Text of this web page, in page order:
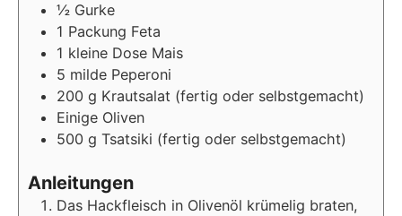
½ Gurke
1 Packung Feta
1 kleine Dose Mais
5 milde Peperoni
200 g Krautsalat (fertig oder selbstgemacht)
Einige Oliven
500 g Tsatsiki (fertig oder selbstgemacht)
Anleitungen
Das Hackfleisch in Olivenöl krümelig braten,